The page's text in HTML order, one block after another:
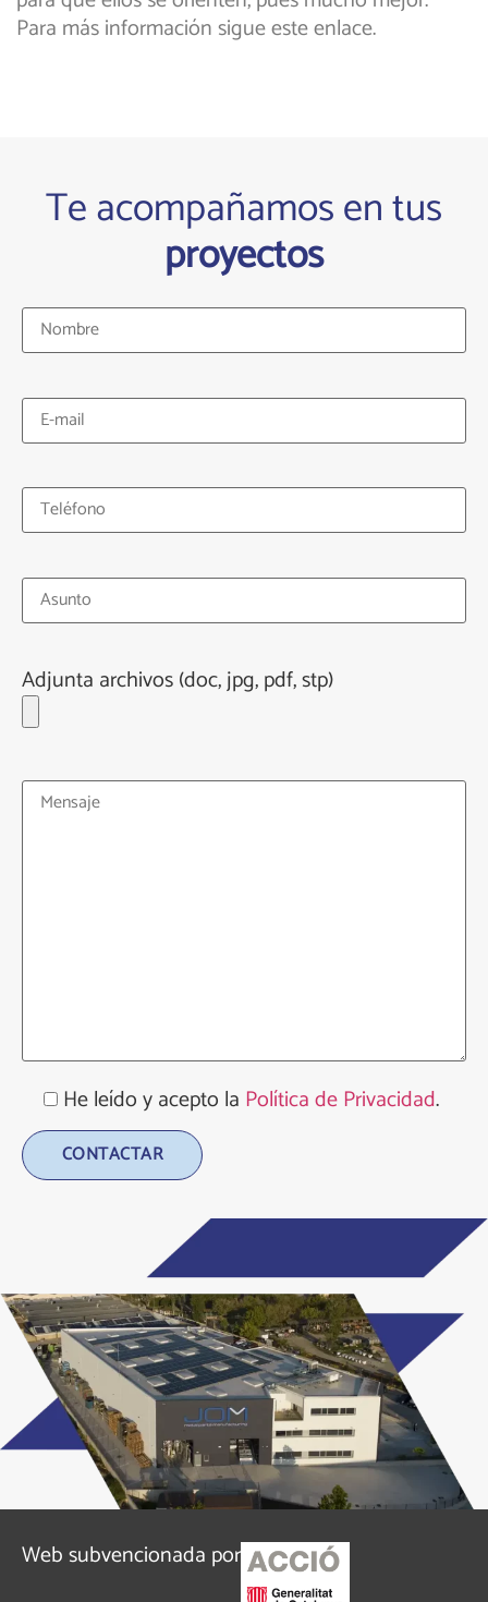
Para más información sigue este enlace.
Te acompañamos en tus
proyectos
Adjunta archivos (doc, jpg, pdf, stp)
He leído y acepto la Política de Privacidad.
Web subvencionada por